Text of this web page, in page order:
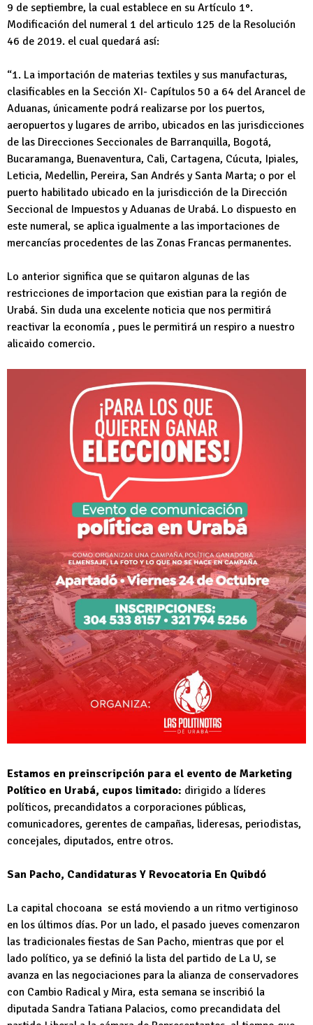
9 de septiembre, la cual establece en su Artículo 1°.
Modificación del numeral 1 del articulo 125 de la Resolución
46 de 2019. el cual quedará así:
“1. La importación de materias textiles y sus manufacturas,
clasificables en la Sección XI- Capítulos 50 a 64 del Arancel de
Aduanas, únicamente podrá realizarse por los puertos,
aeropuertos y lugares de arribo, ubicados en las jurisdicciones
de las Direcciones Seccionales de Barranquilla, Bogotá,
Bucaramanga, Buenaventura, Cali, Cartagena, Cúcuta, Ipiales,
Leticia, Medellin, Pereira, San Andrés y Santa Marta; o por el
puerto habilitado ubicado en la jurisdicción de la Dirección
Seccional de Impuestos y Aduanas de Urabá. Lo dispuesto en
este numeral, se aplica igualmente a las importaciones de
mercancías procedentes de las Zonas Francas permanentes.
Lo anterior significa que se quitaron algunas de las
restricciones de importacion que existian para la región de
Urabá. Sin duda una excelente noticia que nos permitirá
reactivar la economía , pues le permitirá un respiro a nuestro
alicaido comercio.
Estamos en preinscripción para el evento de Marketing
Político en Urabá, cupos limitado: dirigido a líderes
políticos, precandidatos a corporaciones públicas,
comunicadores, gerentes de campañas, lideresas, periodistas,
concejales, diputados, entre otros.
San Pacho, Candidaturas Y Revocatoria En Quibdó
La capital chocoana se está moviendo a un ritmo vertiginoso
en los últimos días. Por un lado, el pasado jueves comenzaron
las tradicionales fiestas de San Pacho, mientras que por el
lado político, ya se definió la lista del partido de La U, se
avanza en las negociaciones para la alianza de conservadores
con Cambio Radical y Mira, esta semana se inscribió la
diputada Sandra Tatiana Palacios, como precandidata del